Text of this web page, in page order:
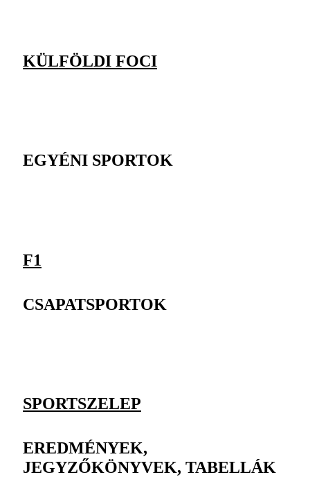
KÜLFÖLDI FOCI
EGYÉNI SPORTOK
F1
CSAPATSPORTOK
SPORTSZELEP
EREDMÉNYEK,
JEGYZŐKÖNYVEK, TABELLÁK